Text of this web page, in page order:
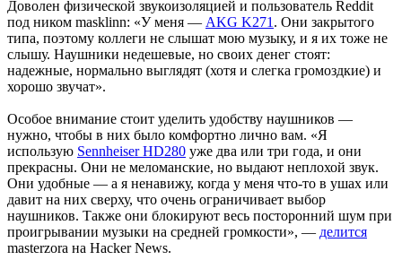
Доволен физической звукоизоляцией и пользователь Reddit
под ником masklinn: «У меня — AKG K271 . Они закрытого
типа, поэтому коллеги не слышат мою музыку, и я их тоже не
слышу. Наушники недешевые, но своих денег стоят:
надежные, нормально выглядят (хотя и слегка громоздкие) и
хорошо звучат».
Особое внимание стоит уделить удобству наушников —
нужно, чтобы в них было комфортно лично вам. «Я
использую Sennheiser HD280 уже два или три года, и они
прекрасны. Они не меломанские, но выдают неплохой звук.
Они удобные — а я ненавижу, когда у меня что-то в ушах или
давит на них сверху, что очень ограничивает выбор
наушников. Также они блокируют весь посторонний шум при
проигрывании музыки на средней громкости», — делится
masterzora на Hacker News.